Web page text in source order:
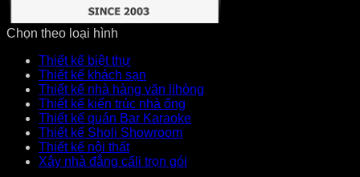
Chọn theo loại hình
Thiết kế biệt thự
Thiết kế khách sạn
Thiết kế nhà hàng văn lihòng
Thiết kế kiến trúc nhà ống
Thiết kế quán Bar Karaoke
Thiết kế Sholi Showroom
Thiết kế nội thất
Xây nhà đẳng cấli trọn gói